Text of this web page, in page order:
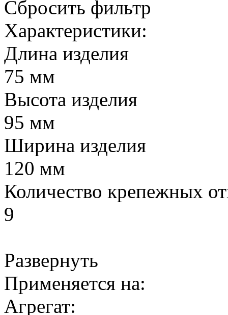
Сбросить фильтр
Характеристики:
Длина изделия
75 мм
Высота изделия
95 мм
Ширина изделия
120 мм
Количество крепежных
9
Развернуть
Применяется на:
Агрегат: